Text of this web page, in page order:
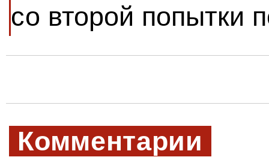
со второй попытки
Комментарии